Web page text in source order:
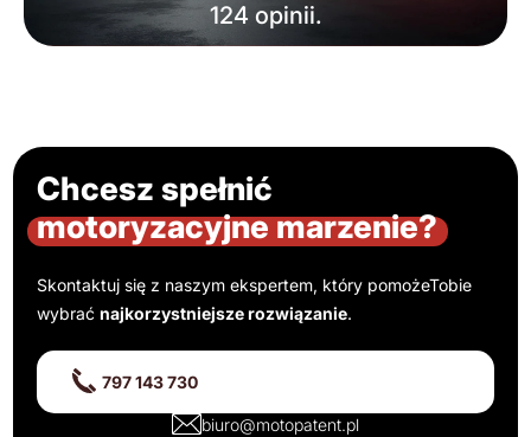
124 opinii.
Chcesz spełnić
motoryzacyjne marzenie?
Skontaktuj się z naszym ekspertem, który pomożeTobie
wybraćnajkorzystniejsze rozwiązanie.
797 143 730
biuro@motopatent.pl